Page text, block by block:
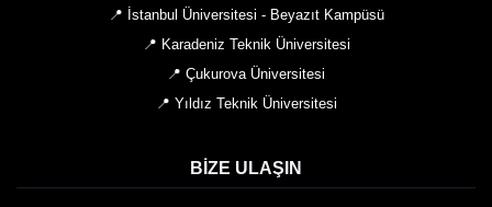
📍 İstanbul Üniversitesi - Beyazıt Kampüsü
📍 Karadeniz Teknik Üniversitesi
📍 Çukurova Üniversitesi
📍 Yıldız Teknik Üniversitesi
BIZE ULAŞIN